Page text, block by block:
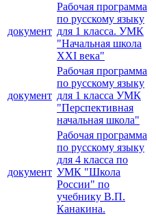
документ
Рабочая программа
по русскому языку
для 1 класса. УМК
"Начальная школа
XXI века"
документ
Рабочая программа
по русскому языку
для 1 класса УМК
"Перспективная
начальная школа"
документ
Рабочая программа
по русскому языку
для 4 класса по
УМК "Школа
России" по
учебнику В.П.
Канакина.